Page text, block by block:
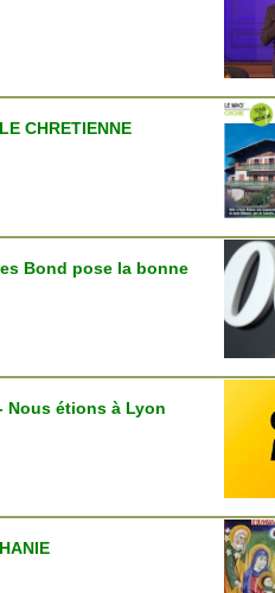
CHRETIENNE
Bond pose la bonne
Nous étions à Lyon